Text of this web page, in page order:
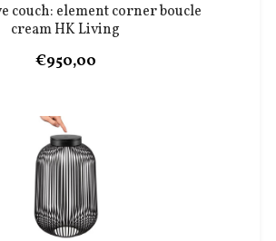
couch: element corner boucle
cream HK Living
€950,00